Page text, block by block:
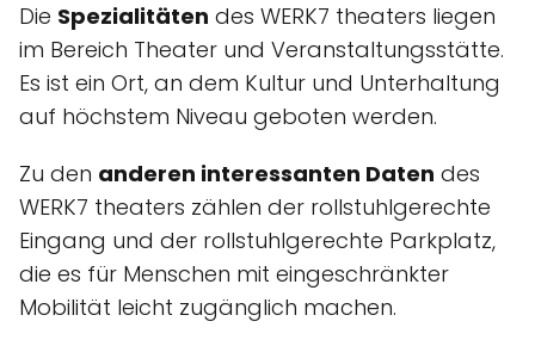
Die Spezialitäten des WERK7 theaters liegen
im Bereich Theater und Veranstaltungsstätte.
Es ist ein Ort, an dem Kultur und Unterhaltung
auf höchstem Niveau geboten werden.
Zu den anderen interessanten Daten des
WERK7 theaters zählen der rollstuhlgerechte
Eingang und der rollstuhlgerechte Parkplatz,
die es für Menschen mit eingeschränkter
Mobilität leicht zugänglich machen.